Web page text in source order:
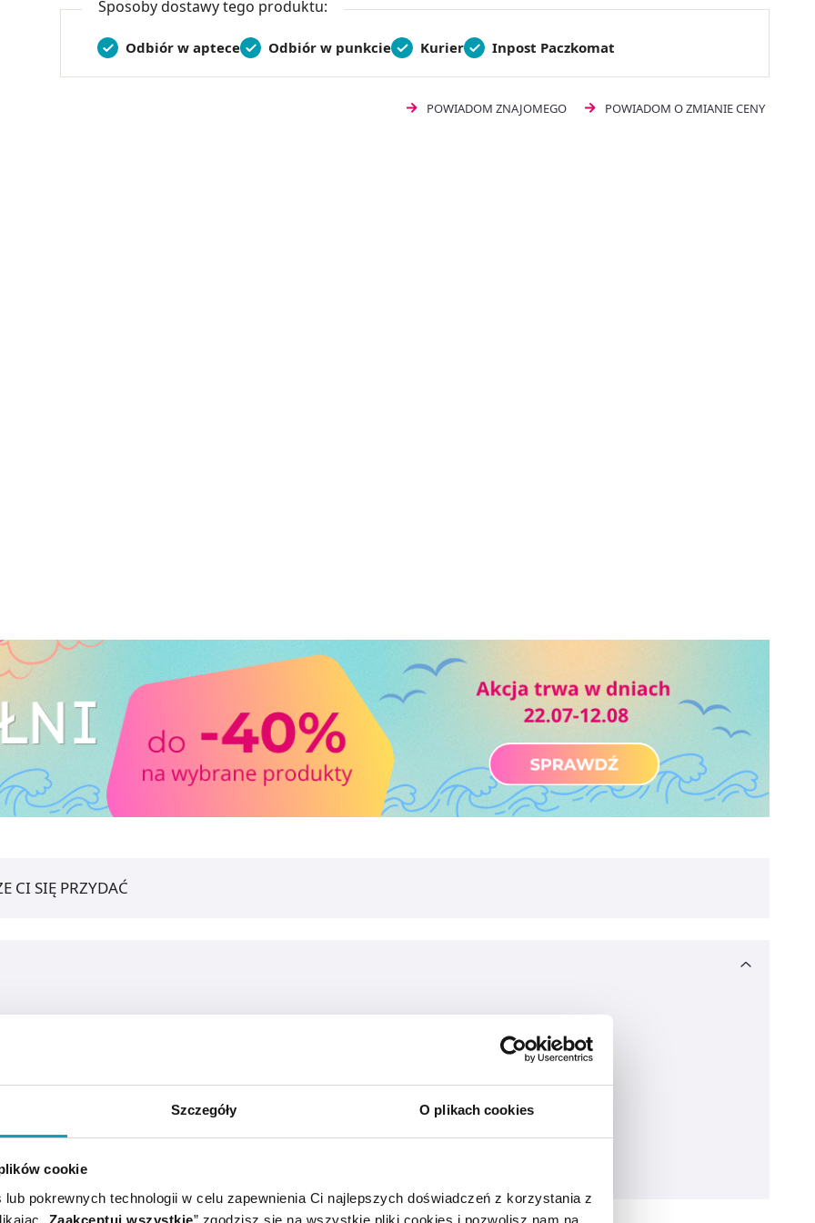
Szczegóły O plikach cookies
cookie
pokrewnych technologii w celu zapewnienia Ci najlepszych doświadczeń z korzystania z
„ Zaakceptuj wszystkie” zgodzisz się na wszystkie pliki cookies i pozwolisz nam na
Sposoby dostawy tego produktu:
Odbiór w aptece Odbiór w punkcie Kurier Inpost Paczkomat
POWIADOM ZNAJOMEGO POWIADOM O ZMIANIE CENY
CI SIĘ PRZYDAĆ